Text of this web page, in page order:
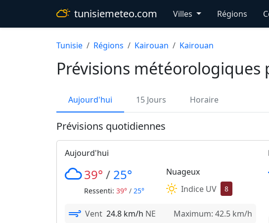
tunisiemeteo.com Villes Régions
Tunisie Régions Kairouan Kairouan
Prévisions météorologiques
Aujourd'hui 15 Jours Horaire
Prévisions quotidiennes
Aujourd'hui
39° / 25°
Ressenti: 39° / 25°
Nuageux
Indice UV
8
Vent 24.8 km/h NE Maximum: 42.5 km/h